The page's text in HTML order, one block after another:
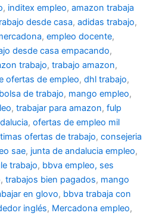
, inditex empleo, amazon trabaja
desde casa, adidas trabajo,
, empleo docente,
desde casa empacando,
trabajo, trabajo amazon,
ofertas de empleo, dhl trabajo,
de trabajo, mango empleo,
, trabajar para amazon, fulp
, ofertas de empleo mil
ofertas de trabajo, consejeria
sae, junta de andalucia empleo,
trabajo, bbva empleo, ses
, trabajos bien pagados, mango
en glovo, bbva trabaja con
inglés, Mercadona empleo,